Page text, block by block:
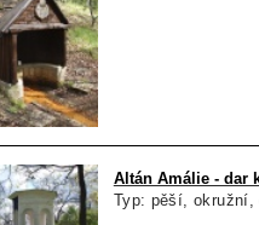
Altán Amálie - dar
Typ: pěší,